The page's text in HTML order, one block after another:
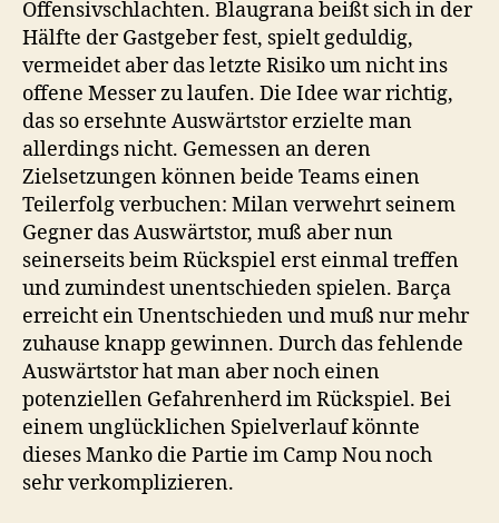
Offensivschlachten. Blaugrana beißt sich in der
Hälfte der Gastgeber fest, spielt geduldig,
vermeidet aber das letzte Risiko um nicht ins
offene Messer zu laufen. Die Idee war richtig,
das so ersehnte Auswärtstor erzielte man
allerdings nicht. Gemessen an deren
Zielsetzungen können beide Teams einen
Teilerfolg verbuchen: Milan verwehrt seinem
Gegner das Auswärtstor, muß aber nun
seinerseits beim Rückspiel erst einmal treffen
und zumindest unentschieden spielen. Barça
erreicht ein Unentschieden und muß nur mehr
zuhause knapp gewinnen. Durch das fehlende
Auswärtstor hat man aber noch einen
potenziellen Gefahrenherd im Rückspiel. Bei
einem unglücklichen Spielverlauf könnte
dieses Manko die Partie im Camp Nou noch
sehr verkomplizieren.